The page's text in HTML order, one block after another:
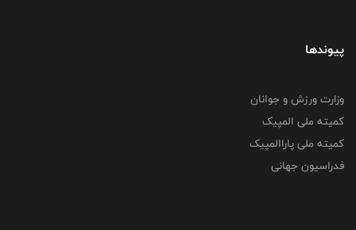
پیوندها
وزارت ورزش و جوانان
کمیته ملی المپیک
کمیته ملی پاراالمپیک
فدراسیون جهانی